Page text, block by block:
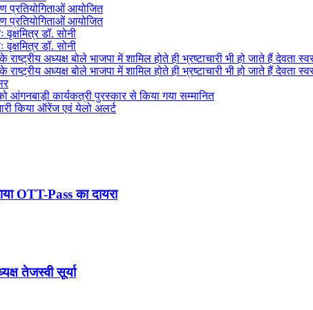
प्रतियोगिताओं आयोजित
प्रतियोगिताओं आयोजित
डॉ. सोनी
डॉ. सोनी
अध्यक्ष बोले भाजपा में शामिल होते ही भ्रष्टाचारी भी हो जाते हैं देवता
अध्यक्ष बोले भाजपा में शामिल होते ही भ्रष्टाचारी भी हो जाते हैं देवता
आंगनबाड़ी कार्यकत्री पुरस्कार से किया गया सम्मानित
किया ऑरेंज एवं येलो अलर्ट
OTT-Pass का दायरा
तेजस्वी सूर्या